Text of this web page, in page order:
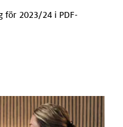
för 2023/24 i PDF-